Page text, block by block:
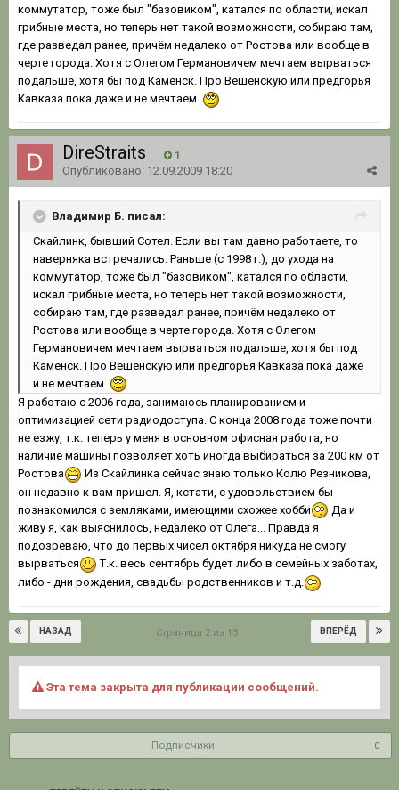
коммутатор, тоже был "базовиком", катался по области, искал
грибные места, но теперь нет такой возможности, собираю там,
где разведал ранее, причём недалеко от Ростова или вообще в
черте города. Хотя с Олегом Германовичем мечтаем вырваться
подальше, хотя бы под Каменск. Про Вёшенскую или предгорья
Кавказа пока даже и не мечтаем.
DireStraits 1
Опубликовано: 12.09.2009 18:20
Владимир Б. писал:
Скайлинк, бывший Сотел. Если вы там давно работаете, то
наверняка встречались. Раньше (с 1998 г.), до ухода на
коммутатор, тоже был "базовиком", катался по области,
искал грибные места, но теперь нет такой возможности,
собираю там, где разведал ранее, причём недалеко от
Ростова или вообще в черте города. Хотя с Олегом
Германовичем мечтаем вырваться подальше, хотя бы под
Каменск. Про Вёшенскую или предгорья Кавказа пока даже
и не мечтаем.
Я работаю с 2006 года, занимаюсь планированием и
оптимизацией сети радиодоступа. С конца 2008 года тоже почти
не езжу, т.к. теперь у меня в основном офисная работа, но
наличие машины позволяет хоть иногда выбираться за 200 км от
Ростова
Из Скайлинка сейчас знаю только Колю Резникова,
он недавно к вам пришел. Я, кстати, с удовольствием бы
познакомился с земляками, имеющими схожее хобби
Да и
живу я, как выяснилось, недалеко от Олега... Правда я
подозреваю, что до первых чисел октября никуда не смогу
вырваться
Т.к. весь сентябрь будет либо в семейных заботах,
либо - дни рождения, свадьбы родственников и т.д.
НАЗАД ВПЕРЁД
Страница 2 из 13
Эта тема закрыта для публикации сообщений.
Подписчики 0